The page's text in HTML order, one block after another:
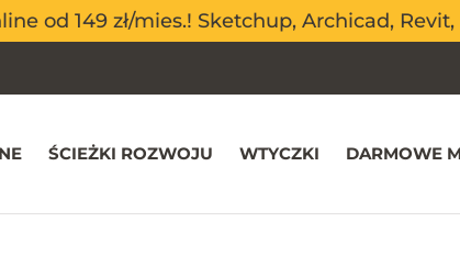
od 149 zł/mies.! Sketchup, Archicad,
od 149 zł/mies.! Sketchup, Archicad,
ŚCIEŻKI ROZWOJU WTYCZKI DARMOWE